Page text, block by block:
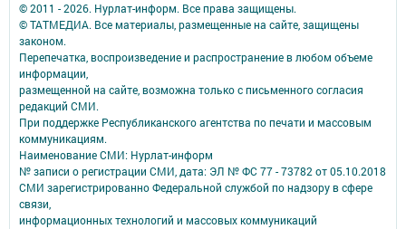
© 2011 - 2026. Нурлат-⁠информ. Все права защищены.
© ТАТМЕДИА. Все материалы, размещенные на сайте, защищены
законом.
Перепечатка, воспроизведение и распространение в любом объеме
информации,
размещенной на сайте, возможна только с письменного согласия
редакций СМИ.
При поддержке Республиканского агентства по печати и массовым
коммуникациям.
Наименование СМИ: Нурлат-⁠информ
№ записи о регистрации СМИ, дата: ЭЛ № ФС 77 -⁠ 73782 от 05.10.2018
СМИ зарегистрированно Федеральной службой по надзору в сфере
связи,
информационных технологий и массовых коммуникаций